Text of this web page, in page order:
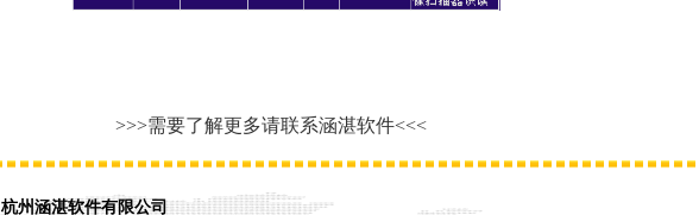
>>>需要了解更多请联系涵湛软件<<<
杭州涵湛软件有限公司